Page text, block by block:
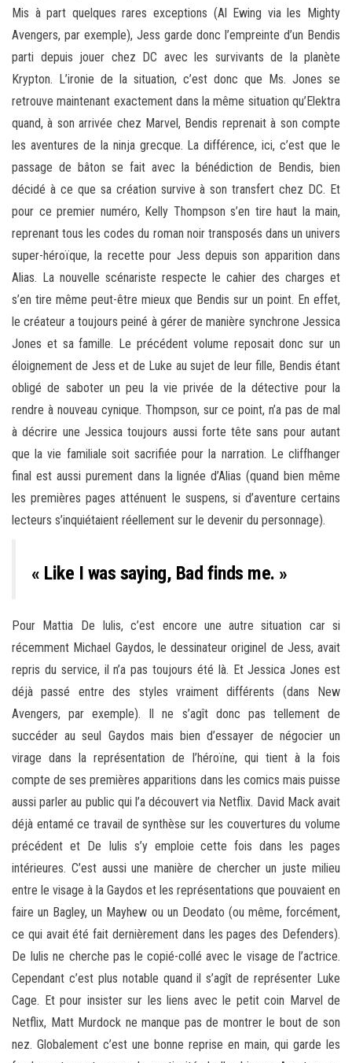
Mis à part quelques rares exceptions (Al Ewing via les Mighty
Avengers, par exemple), Jess garde donc l’empreinte d’un Bendis
parti depuis jouer chez DC avec les survivants de la planète
Krypton. L’ironie de la situation, c’est donc que Ms. Jones se
retrouve maintenant exactement dans la même situation qu’Elektra
quand, à son arrivée chez Marvel, Bendis reprenait à son compte
les aventures de la ninja grecque. La différence, ici, c’est que le
passage de bâton se fait avec la bénédiction de Bendis, bien
décidé à ce que sa création survive à son transfert chez DC. Et
pour ce premier numéro, Kelly Thompson s’en tire haut la main,
reprenant tous les codes du roman noir transposés dans un univers
super-héroïque, la recette pour Jess depuis son apparition dans
Alias. La nouvelle scénariste respecte le cahier des charges et
s’en tire même peut-être mieux que Bendis sur un point. En effet,
le créateur a toujours peiné à gérer de manière synchrone Jessica
Jones et sa famille. Le précédent volume reposait donc sur un
éloignement de Jess et de Luke au sujet de leur fille, Bendis étant
obligé de saboter un peu la vie privée de la détective pour la
rendre à nouveau cynique. Thompson, sur ce point, n’a pas de mal
à décrire une Jessica toujours aussi forte tête sans pour autant
que la vie familiale soit sacrifiée pour la narration. Le cliffhanger
final est aussi purement dans la lignée d’Alias (quand bien même
les premières pages atténuent le suspens, si d’aventure certains
lecteurs s’inquiétaient réellement sur le devenir du personnage).
« Like I was saying, Bad finds me. »
Pour Mattia De Iulis, c’est encore une autre situation car si
récemment Michael Gaydos, le dessinateur originel de Jess, avait
repris du service, il n’a pas toujours été là. Et Jessica Jones est
déjà passé entre des styles vraiment différents (dans New
Avengers, par exemple). Il ne s’agît donc pas tellement de
succéder au seul Gaydos mais bien d’essayer de négocier un
virage dans la représentation de l’héroïne, qui tient à la fois
compte de ses premières apparitions dans les comics mais puisse
aussi parler au public qui l’a découvert via Netflix. David Mack avait
déjà entamé ce travail de synthèse sur les couvertures du volume
précédent et De Iulis s’y emploie cette fois dans les pages
intérieures. C’est aussi une manière de chercher un juste milieu
entre le visage à la Gaydos et les représentations que pouvaient en
faire un Bagley, un Mayhew ou un Deodato (ou même, forcément,
ce qui avait été fait dernièrement dans les pages des Defenders).
De Iulis ne cherche pas le copié-collé avec le visage de l’actrice.
Cependant c’est plus notable quand il s’agît de représenter Luke
Cage. Et pour insister sur les liens avec le petit coin Marvel de
Netflix, Matt Murdock ne manque pas de montrer le bout de son
nez. Globalement c’est une bonne reprise en main, qui garde les